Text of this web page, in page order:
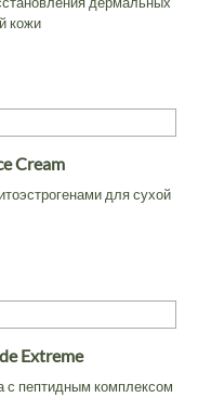
кожи
Cream
для сухой
Extreme
с пептидным комплексом